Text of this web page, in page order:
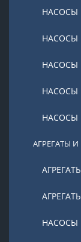
НАСОСЫ
НАСОСЫ
НАСОСЫ
НАСОСЫ
НАСОСЫ
АГРЕГАТЫ
НАСОСЫ